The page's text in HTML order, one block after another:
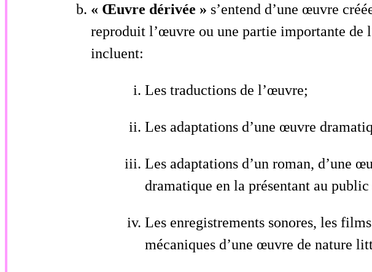
« Œuvre dérivée » s’entend d’une œuvre
reproduit l’œuvre ou une partie importante de
incluent:
Les traductions de l’œuvre;
Les adaptations d’une œuvre
Les adaptations d’un roman, d’une
dramatique en la présentant au
Les enregistrements sonores, les
mécaniques d’une œuvre de nature